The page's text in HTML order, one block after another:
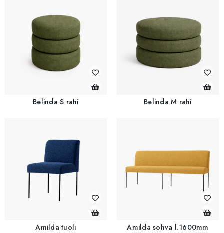
Belinda S rahi Belinda M rahi
Amilda tuoli Amilda sohva l.1600mm